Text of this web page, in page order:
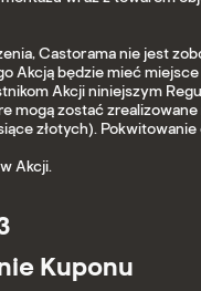
Castorama nie jest
będzie mieć miejsce
Akcji niniejszym
zostać
złotych).
Akcji.
Kuponu